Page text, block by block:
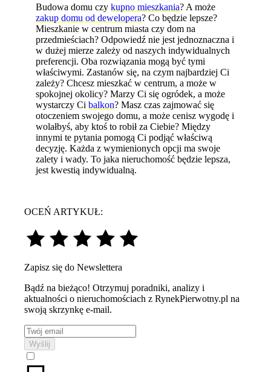
Budowa domu czykupno mieszkania? A może
zakup domu od dewelopera? Co będzie lepsze?
Mieszkanie w centrum miasta czy dom na
przedmieściach? Odpowiedź nie jest jednoznaczna i
w dużej mierze zależy od naszych indywidualnych
preferencji. Oba rozwiązania mogą być tymi
właściwymi. Zastanów się, na czym najbardziej Ci
zależy? Chcesz mieszkać w centrum, a może w
spokojnej okolicy? Marzy Ci się ogródek, a może
wystarczy Cibalkon? Masz czas zajmować się
otoczeniem swojego domu, a może cenisz wygodę i
wolałbyś, aby ktoś to robił za Ciebie? Między
innymi te pytania pomogą Ci podjąć właściwą
decyzję. Każda z wymienionych opcji ma swoje
zalety i wady. To jaka nieruchomość będzie lepsza,
jest kwestią indywidualną.
OCEŃ ARTYKUŁ:
Zapisz się do Newslettera
Bądź na bieżąco! Otrzymuj poradniki, analizy i
aktualności o nieruchomościach z RynekPierwotny.pl na
swoją skrzynkę e-mail.
Wyślij